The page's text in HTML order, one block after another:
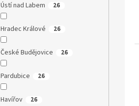
Ústí nad Labem 26
Hradec Králové 26
České Budějovice 26
Pardubice 26
Havířov 26